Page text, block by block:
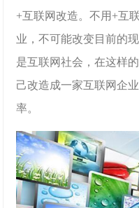
+互联网改造。不用+互
业，不可能改变目前的
是互联网社会，在这样
己改造成一家互联网企
率。